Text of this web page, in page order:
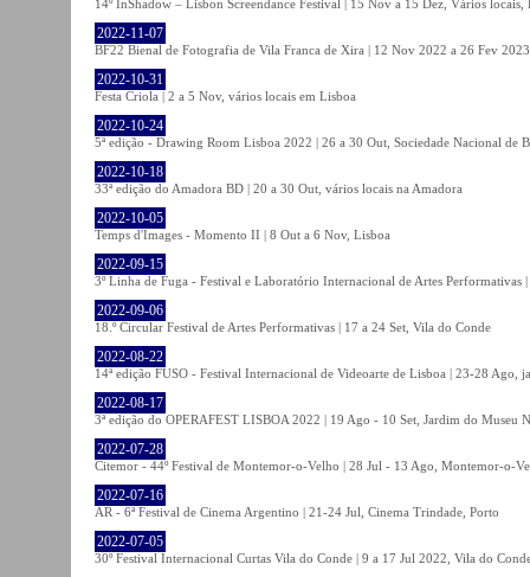
14º InShadow – Lisbon Screendance Festival | 15 Nov a 15 Dez, Vários locais,
2022-11-07
BF22 Bienal de Fotografia de Vila Franca de Xira | 12 Nov 2022 a 26 Fev
2022-10-31
Festa Criola | 2 a 5 Nov, vários locais em Lisboa
2022-10-24
5ª edição - Drawing Room Lisboa 2022 | 26 a 30 Out, Sociedade Nacional de
2022-10-18
33ª edição do Amadora BD | 20 a 30 Out, vários locais na Amadora
2022-10-05
Temps d'Images - Momento II | 8 Out a 6 Nov, Lisboa
2022-09-15
3º Linha de Fuga - Festival e Laboratório Internacional de Artes Performativas
2022-09-06
18.º Circular Festival de Artes Performativas | 17 a 24 Set, Vila do Conde
2022-08-22
14ª edição FUSO - Festival Internacional de Videoarte de Lisboa | 23-28 Ago,
2022-08-17
3ª edição do OPERAFEST LISBOA 2022 | 19 Ago - 10 Set, Jardim do Museu
2022-07-28
Citemor - 44º Festival de Montemor-o-Velho | 28 Jul - 13 Ago, Montemor-o-
2022-07-16
AR - 6ª Festival de Cinema Argentino | 21-24 Jul, Cinema Trindade, Porto
2022-07-05
30º Festival Internacional Curtas Vila do Conde | 9 a 17 Jul 2022, Vila do